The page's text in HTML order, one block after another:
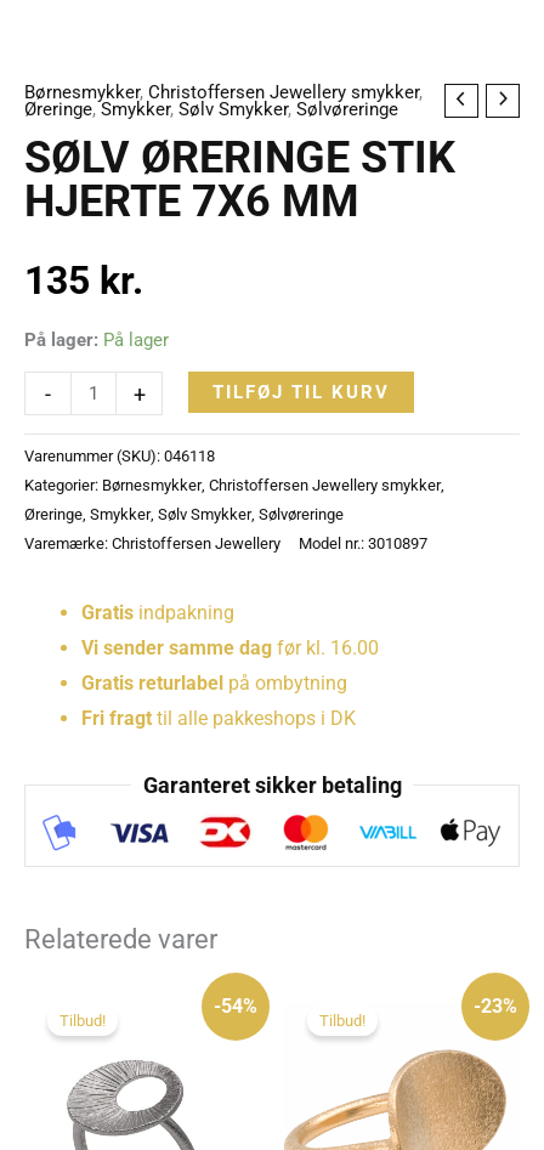
Børnesmykker, Christoffersen Jewellery smykker,
Øreringe,Smykker, Sølv Smykker, Sølvøreringe
SØLV ØRERINGE STIK
HJERTE 7X6 MM
135 kr.
På lager: På lager
-
SØLV
STIK
HJERTE
MM
antal
+ TILFØJ TIL KURV
Varenummer (SKU): 046118
Kategorier: Børnesmykker, Christoffersen Jewellery smykker,
Øreringe, Smykker, Sølv Smykker, Sølvøreringe
Varemærke: Christoffersen Jewellery Model nr.: 3010897
Gratis indpakning
Vi sender samme dag før kl. 16.00
Gratis returlabel på ombytning
Fri fragt til alle pakkeshops i DK
Garanteret sikker betaling
Relaterede varer
-54%
Tilbud!
pris
var:
1.075 kr..
-23%
Tilbud!
pris
var:
775 kr..
er: